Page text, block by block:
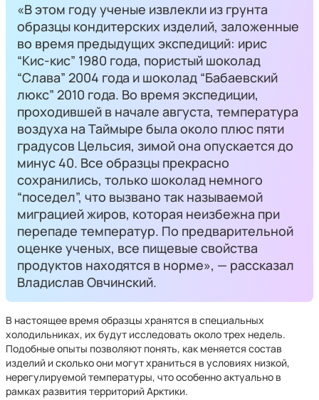
«В этом году ученые извлекли из грунта
образцы кондитерских изделий, заложенные
во время предыдущих экспедиций: ирис
“Кис-кис” 1980 года, пористый шоколад
“Слава” 2004 года и шоколад “Бабаевский
люкс” 2010 года. Во время экспедиции,
проходившей в начале августа, температура
воздуха на Таймыре была около плюс пяти
градусов Цельсия, зимой она опускается до
минус 40. Все образцы прекрасно
сохранились, только шоколад немного
“поседел”, что вызвано так называемой
миграцией жиров, которая неизбежна при
перепаде температур. По предварительной
оценке ученых, все пищевые свойства
продуктов находятся в норме», — рассказал
Владислав Овчинский.
В настоящее время образцы хранятся в специальных
холодильниках, их будут исследовать около трех недель.
Подобные опыты позволяют понять, как меняется состав
изделий и сколько они могут храниться в условиях низкой,
нерегулируемой температуры, что особенно актуально в
рамках развития территорий Арктики.